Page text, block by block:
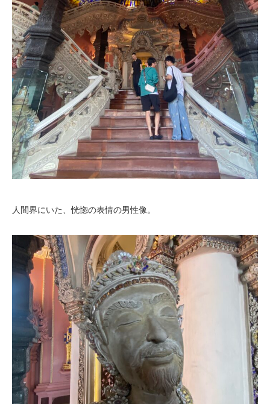
人間界にいた、恍惚の表情の男性像。